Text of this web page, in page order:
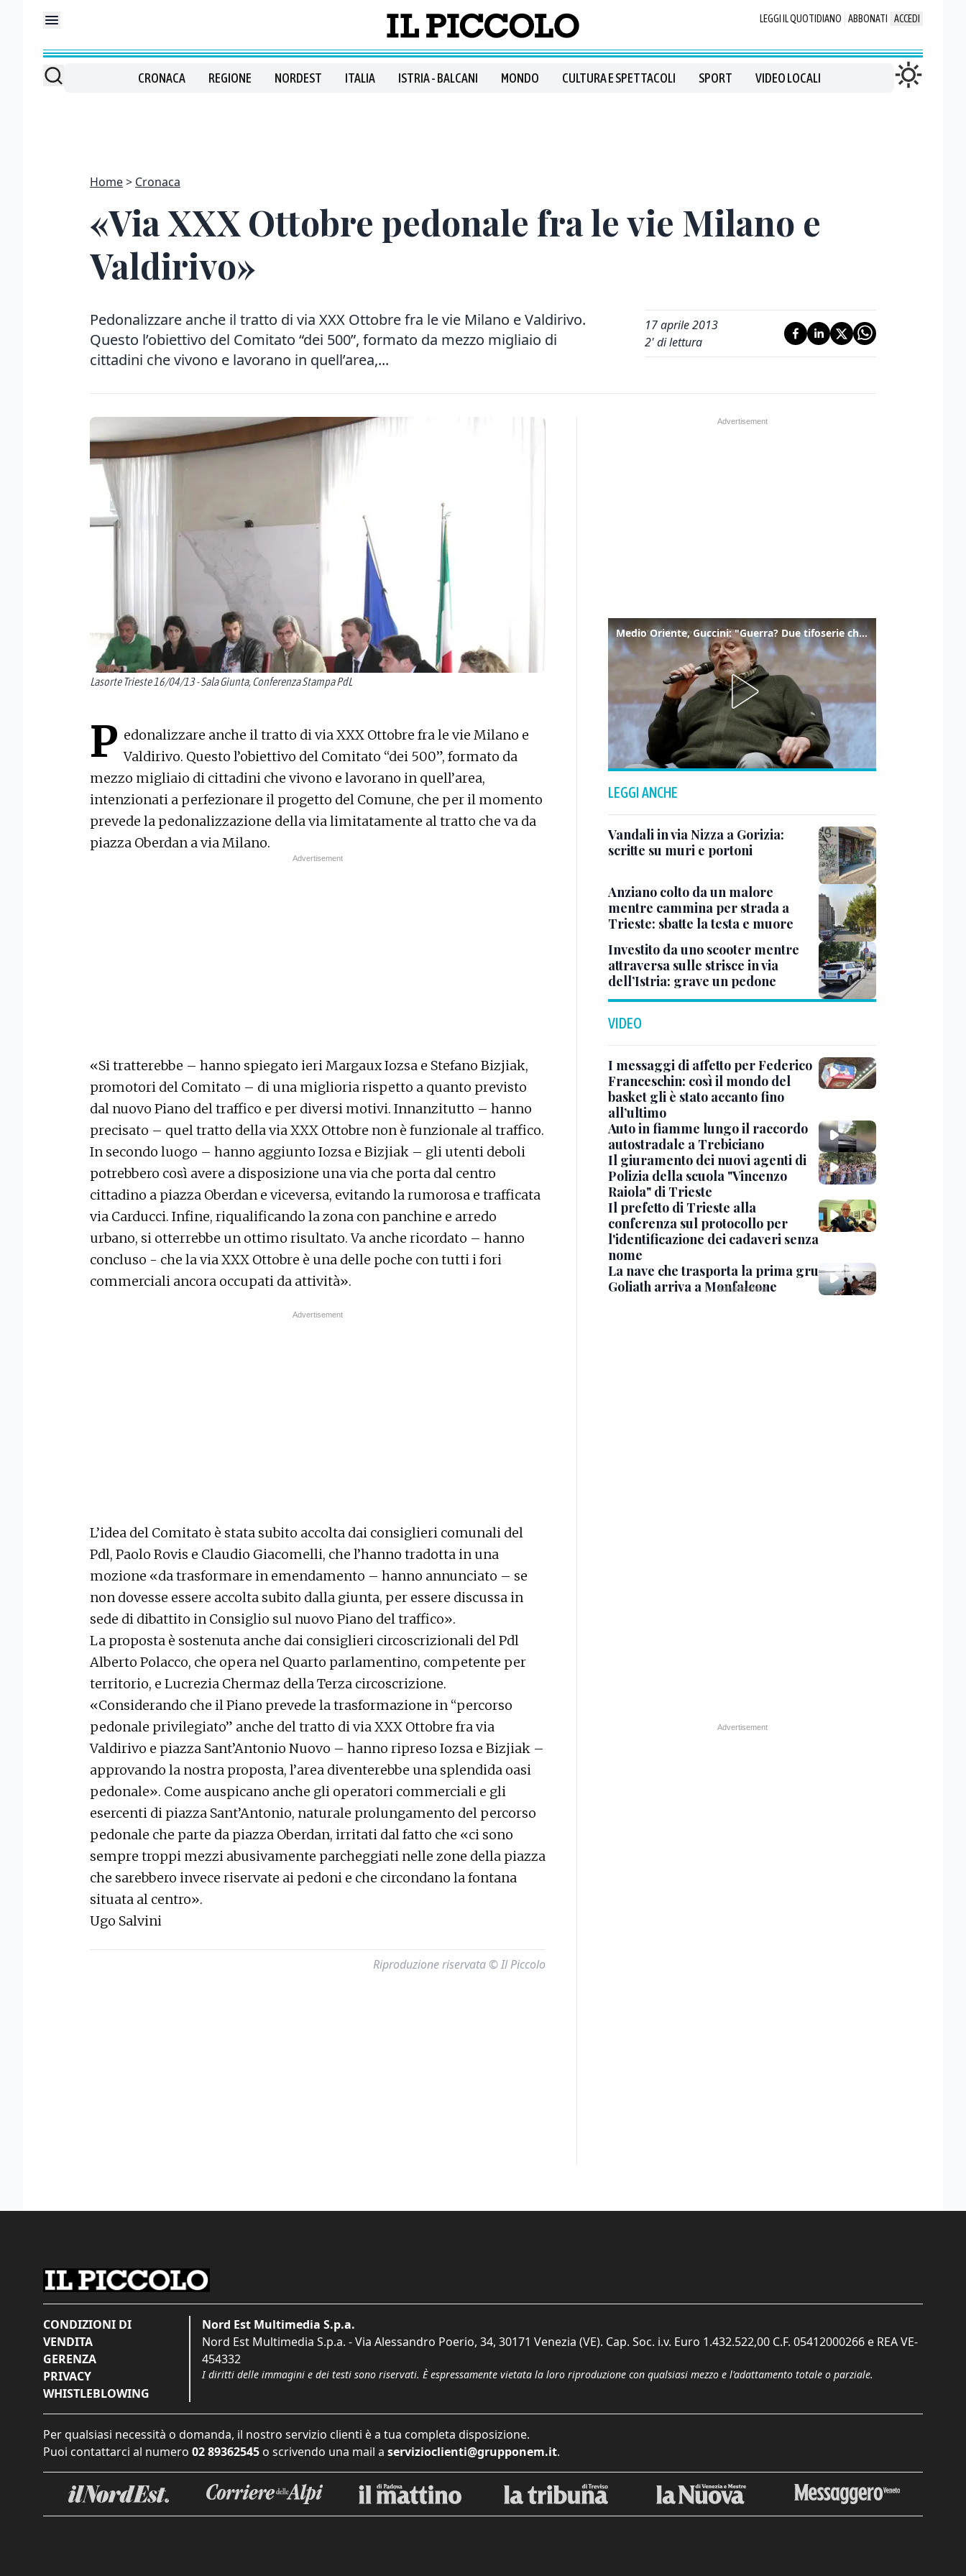
LEGGI IL QUOTIDIANO ABBONATI ACCEDI
CRONACA REGIONE NORDEST ITALIA ISTRIA - BALCANI MONDO CULTURA E SPETTACOLI SPORT VIDEO LOCALI
Home Cronaca
«Via XXX Ottobre pedonale fra le vie Milano e
Valdirivo»
Pedonalizzare anche il tratto di via XXX Ottobre fra le vie Milano e Valdirivo.
Questo l’obiettivo del Comitato “dei 500”, formato da mezzo migliaio di
cittadini che vivono e lavorano in quell’area,...
17 aprile 2013
2' di lettura
Lasorte Trieste 16/04/13 - Sala Giunta, Conferenza Stampa PdL
P edonalizzare anche il tratto di via XXX Ottobre fra le vie Milano e
Valdirivo. Questo l’obiettivo del Comitato “dei 500”, formato da
mezzo migliaio di cittadini che vivono e lavorano in quell’area,
intenzionati a perfezionare il progetto del Comune, che per il momento
prevede la pedonalizzazione della via limitatamente al tratto che va da
piazza Oberdan a via Milano.
«Si tratterebbe – hanno spiegato ieri Margaux Iozsa e Stefano Bizjiak,
promotori del Comitato – di una miglioria rispetto a quanto previsto
dal nuovo Piano del traffico e per diversi motivi. Innanzitutto – hanno
precisato – quel tratto della via XXX Ottobre non è funzionale al traffico.
In secondo luogo – hanno aggiunto Iozsa e Bizjiak – gli utenti deboli
potrebbero così avere a disposizione una via che porta dal centro
cittadino a piazza Oberdan e viceversa, evitando la rumorosa e trafficata
via Carducci. Infine, riqualificando la zona con panchine e arredo
urbano, si otterrebbe un ottimo risultato. Va anche ricordato – hanno
concluso - che la via XXX Ottobre è una delle poche con tutti i fori
commerciali ancora occupati da attività».
L’idea del Comitato è stata subito accolta dai consiglieri comunali del
Pdl, Paolo Rovis e Claudio Giacomelli, che l’hanno tradotta in una
mozione «da trasformare in emendamento – hanno annunciato – se
non dovesse essere accolta subito dalla giunta, per essere discussa in
sede di dibattito in Consiglio sul nuovo Piano del traffico».
La proposta è sostenuta anche dai consiglieri circoscrizionali del Pdl
Alberto Polacco, che opera nel Quarto parlamentino, competente per
territorio, e Lucrezia Chermaz della Terza circoscrizione.
«Considerando che il Piano prevede la trasformazione in “percorso
pedonale privilegiato” anche del tratto di via XXX Ottobre fra via
Valdirivo e piazza Sant’Antonio Nuovo – hanno ripreso Iozsa e Bizjiak –
approvando la nostra proposta, l’area diventerebbe una splendida oasi
pedonale». Come auspicano anche gli operatori commerciali e gli
esercenti di piazza Sant’Antonio, naturale prolungamento del percorso
pedonale che parte da piazza Oberdan, irritati dal fatto che «ci sono
sempre troppi mezzi abusivamente parcheggiati nelle zone della piazza
che sarebbero invece riservate ai pedoni e che circondano la fontana
situata al centro».
Ugo Salvini
Riproduzione riservata © Il Piccolo
Medio Oriente, Guccini: "Guerra? Due tifoserie che si urlano contro e dimenticano vittime"
LEGGI ANCHE
Vandali in via Nizza a Gorizia:
scritte su muri e portoni
Anziano colto da un malore
mentre cammina per strada a
Trieste: sbatte la testa e muore
Investito da uno scooter mentre
attraversa sulle strisce in via
dell’Istria: grave un pedone
VIDEO
I messaggi di affetto per Federico
Franceschin: così il mondo del
basket gli è stato accanto fino
all’ultimo
Auto in fiamme lungo il raccordo
autostradale a Trebiciano
Il giuramento dei nuovi agenti di
Polizia della scuola "Vincenzo
Raiola" di Trieste
Il prefetto di Trieste alla
conferenza sul protocollo per
l'identificazione dei cadaveri senza
nome
La nave che trasporta la prima gru
Goliath arriva a Monfalcone
CONDIZIONI DI
VENDITA
GERENZA
PRIVACY
WHISTLEBLOWING
Nord Est Multimedia S.p.a.
Nord Est Multimedia S.p.a. - Via Alessandro Poerio, 34, 30171 Venezia (VE). Cap. Soc. i.v. Euro 1.432.522,00 C.F. 05412000266 e REA VE-
454332
I diritti delle immagini e dei testi sono riservati. È espressamente vietata la loro riproduzione con qualsiasi mezzo e l'adattamento totale o parziale.
Per qualsiasi necessità o domanda, il nostro servizio clienti è a tua completa disposizione.
Puoi contattarci al numero 02 89362545 o scrivendo una mail a servizioclienti@grupponem.it.